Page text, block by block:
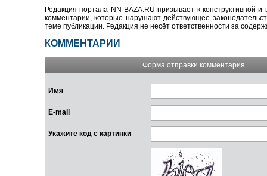
Редакция портала NN-BAZA.RU призывает к конструктивной
комментарии, которые нарушают действующее
теме публикации. Редакция не несёт ответственности за
КОММЕНТАРИИ
Форма отправки комментария
Имя
E-mail
Укажите код с картинки